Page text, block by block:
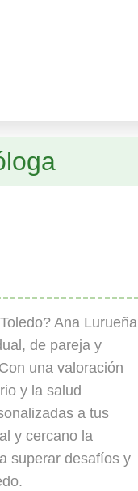
Ana Lurueña
de pareja y
una valoración
y la salud
a tus
y cercano la
superar desafíos y